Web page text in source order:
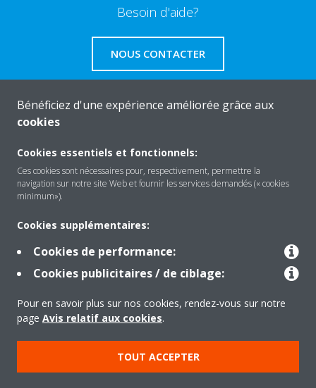
Besoin d'aide?
NOUS CONTACTER
Solutions
Contact
Products
Copyright © Daikin
Mentions légales
Avis relatif aux cookies
Bénéficiez d'une expérience améliorée grâce aux
cookies
Cookies essentiels et fonctionnels:
Ces cookies sont nécessaires pour, respectivement, permettre la
navigation sur notre site Web et fournir les services demandés (« cookies
minimum»).
Cookies supplémentaires:
Cookies de performance:
Cookies publicitaires / de ciblage:
Pour en savoir plus sur nos cookies, rendez-vous sur notre
page Avis relatif aux cookies.
TOUT ACCEPTER